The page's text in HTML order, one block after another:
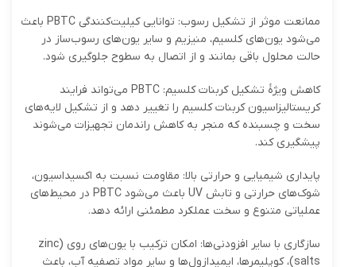
ممانعت موثر از تشکیل رسوب: توانایی کیلیت‌کنندگی PBTC باعث
می‌شود یون‌های کلسیم، منیزیم و سایر یون‌های رسوب‌ساز در
حالت محلول باقی بمانند و از اتصال به سطوح جلوگیری شود.
کاهش ویژهٔ تشکیل کربنات کلسیم: PBTC می‌تواند فرایند
کریستالیزاسیون کربنات کلسیم را تغییر دهد و از تشکیل لایه‌های
سخت و چسبنده که منجر به کاهش راندمان تجهیزات می‌شوند
پیشگیری کند.
پایداری شیمیایی و حرارتی بالا: مقاومت نسبت به اکسیداسیون،
شوک‌های حرارتی و تابش UV باعث می‌شود PBTC در محیط‌های
عملیاتی متنوع و سخت عملکرد مطمئنی ارائه دهد.
سازگاری با سایر افزودنی‌ها: امکان ترکیب با یون‌های روی (zinc
salts)، کوپلیمرها، ایمیدازول‌ها و سایر مواد تصفیه آب، باعث